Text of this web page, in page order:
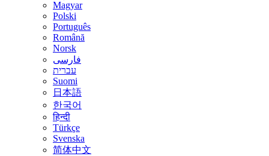
Magyar
Polski
Português
Română
Norsk
فارسی
עברית
Suomi
日本語
한국어
हिन्दी
Türkçe
Svenska
简体中文